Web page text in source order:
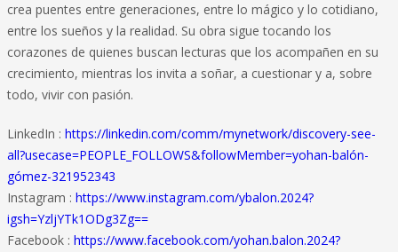
crea puentes entre generaciones, entre lo mágico y lo cotidiano,
entre los sueños y la realidad. Su obra sigue tocando los
corazones de quienes buscan lecturas que los acompañen en su
crecimiento, mientras los invita a soñar, a cuestionar y a, sobre
todo, vivir con pasión.
LinkedIn : https://linkedin.com/comm/mynetwork/discovery-see-
all?usecase=PEOPLE_FOLLOWS&followMember=yohan-balón-
gómez-321952343
Instagram : https://www.instagram.com/ybalon.2024?
igsh=YzljYTk1ODg3Zg==
Facebook : https://www.facebook.com/yohan.balon.2024?